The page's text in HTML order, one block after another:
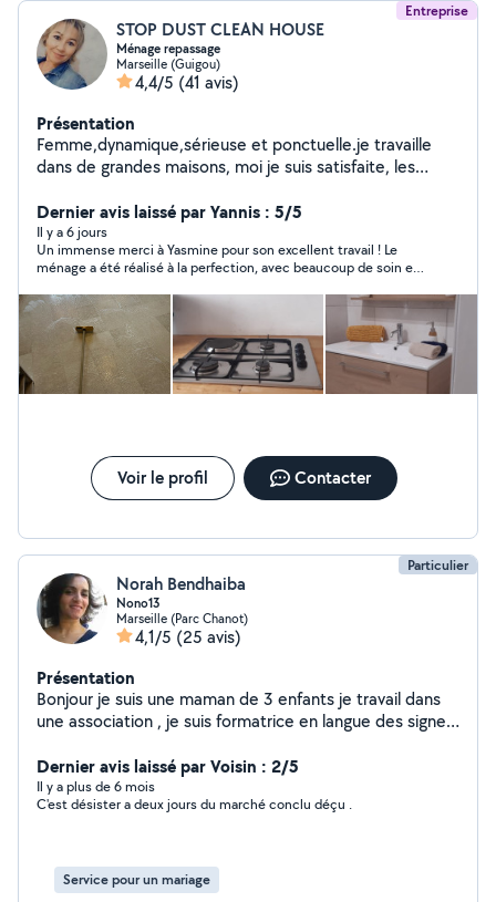
Entreprise
STOP DUST CLEAN HOUSE
Ménage repassage
Marseille (Guigou)
4,4/5 (41 avis)
Présentation
Femme,dynamique,sérieuse et ponctuelle.je travaille
dans de grandes maisons, moi je suis satisfaite, les
Dernier avis laissé par Yannis : 5/5
Il y a 6 jours
Un immense merci à Yasmine pour son excellent travail ! Le
ménage a été réalisé à la perfection, avec beaucoup de soin et
une personne extrêmement agréable, discrète et toujours de
bonne humeur. Sa bonne humeur est communicative et c’est
un vrai plaisir de l’accueillir. Je la recommande sans la moindre
hésitation. Encore merci pour cette prestation irréprochable !
Pour 1€ symbolique
Voir le profil Contacter
Particulier
Norah Bendhaiba
Nono13
Marseille (Parc Chanot)
4,1/5 (25 avis)
Présentation
Bonjour je suis une maman de 3 enfants je travail dans
une association , je suis formatrice en langue des signes
des spécialités marocaines ,parfois je peux aussi servir
dans des mariages ou autres fêtes familiales.....Merci à
vous et à bientôt!!!!!
Dernier avis laissé par Voisin : 2/5
Il y a plus de 6 mois
C'est désister a deux jours du marché conclu déçu .
Service pour un mariage